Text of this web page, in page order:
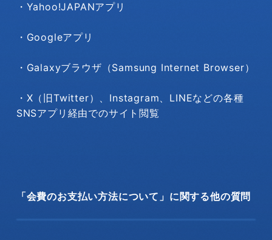
・Yahoo!JAPANアプリ
・Googleアプリ
・Galaxyブラウザ（Samsung Internet Browser）
・X（旧Twitter）、Instagram、LINEなどの各種
SNSアプリ経由でのサイト閲覧
「会費のお支払い方法について」に関する他の質問